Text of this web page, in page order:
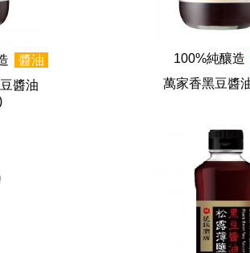
醬油
醬油
100%純釀造
萬家香黑豆醬